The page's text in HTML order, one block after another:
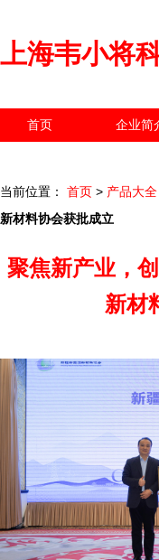
上海韦小将
首页 企业简
当前位置： 首页 > 产品大全
新材料协会获批成立
聚焦新产业，
新材